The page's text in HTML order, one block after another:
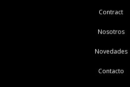
Contract
Nosotros
Novedades
Contacto